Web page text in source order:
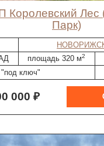
Парк)
площадь 320 м2
"под ключ"
000 ₽